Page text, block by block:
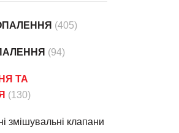
(405)
(94)
ТА
(130)
змішувальні клапани